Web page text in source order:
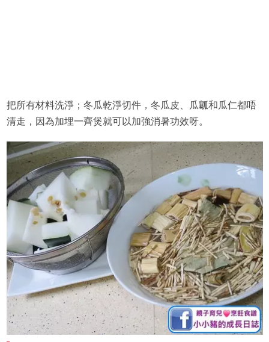
把所有材料洗淨；冬瓜乾淨切件，冬瓜皮、瓜瓤和瓜仁都唔
清走，因為加埋一齊煲就可以加強消暑功效呀。